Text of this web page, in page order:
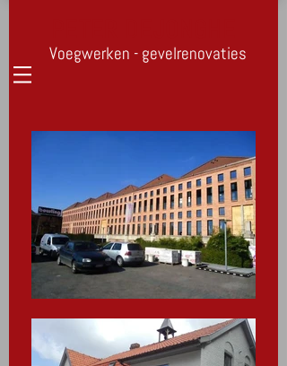
Voegwerken - gevelrenovaties